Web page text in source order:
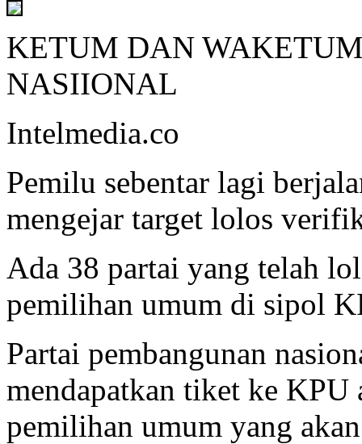
KETUM DAN
NASIIONAL
Intelmedia.co
Pemilu sebentar lagi
mengejar target lolos
Ada 38 partai yang telah
pemilihan umum di sipol
Partai pembangunan
mendapatkan tiket ke KPU
pemilihan umum yang